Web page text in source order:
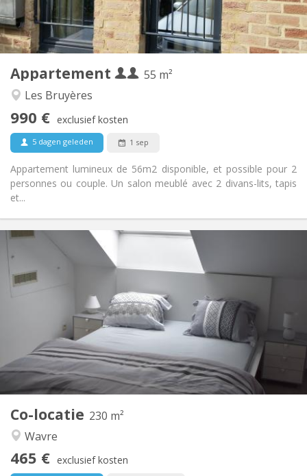
Appartement
55 m²
Les Bruyères
990 € exclusief kosten
5 dagen geleden 1 sep
Appartement lumineux de 56m2 disponible, et possible pour 2
personnes ou couple. Un salon meublé avec 2 divans-lits, tapis
et...
Badkamer:
Privaat
Keuken:
Privé (aparte kamer)
Oppervlakte:
55 m
2
Private kamers:
4
Co-locatie 230 m²
Wavre
465 € exclusief kosten
Praktische Informatie
Kosten:
75 €
Domiciliëring:
Met voorwaarden
Inrichting
Badkamer:
Privaat
Gemeenschappelijk
Oppervlakte:
230 m
2
Private kamers:
7
Gemeenschappelijk, hartelijk, ernstig, rustig